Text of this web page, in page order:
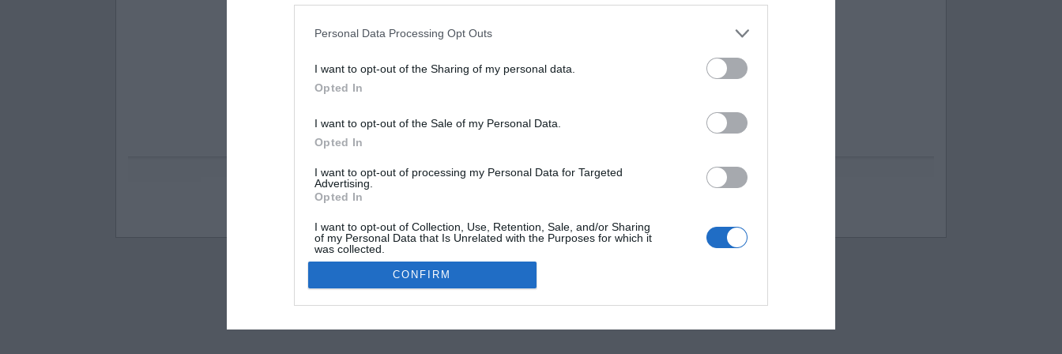
Personal Data Processing Opt Outs
I want to opt-out of the Sharing of my personal data.
Opted In
I want to opt-out of the Sale of my Personal Data.
Opted In
I want to opt-out of processing my Personal Data for Targeted
Advertising.
Opted In
I want to opt-out of Collection, Use, Retention, Sale, and/or Sharing
of my Personal Data that Is Unrelated with the Purposes for which it
was collected.
Opted Out
CONFIRM
Respuestas Apensar
100 pics cheats
4 bilder 1 wort lösungen
4 images 1 mot
Games-helper.com
MOKSLON.LT © 2011
Visos teisės saugomos. Mokslon.lt © 2011. Kopijuoti, dauginti bei platinti galima tik gavus Mokslon.lt sutikimą.